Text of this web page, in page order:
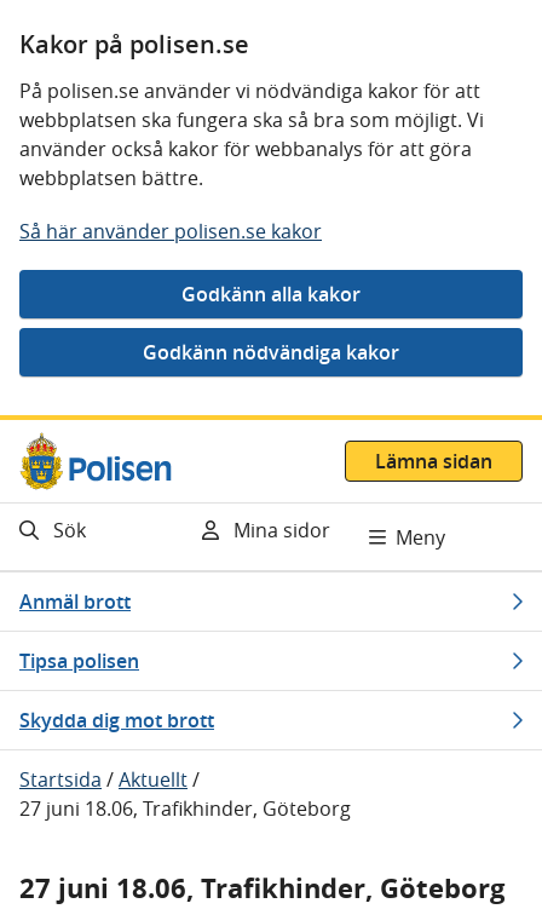
Kakor på polisen.se
På polisen.se använder vi nödvändiga kakor för att
webbplatsen ska fungera ska så bra som möjligt. Vi
använder också kakor för webbanalys för att göra
webbplatsen bättre.
Så här använder polisen.se kakor
Gå direkt till innehåll
Lämna sidan
Sök Mina sidor Meny
Anmäl brott
Tipsa polisen
Skydda dig mot brott
Startsida /Aktuellt/
27 juni 18.06, Trafikhinder, Göteborg
27 juni 18.06, Trafikhinder, Göteborg